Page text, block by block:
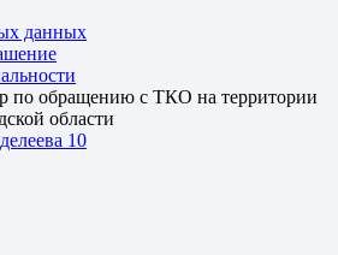
данных
по обращению с ТКО на территории
области
10